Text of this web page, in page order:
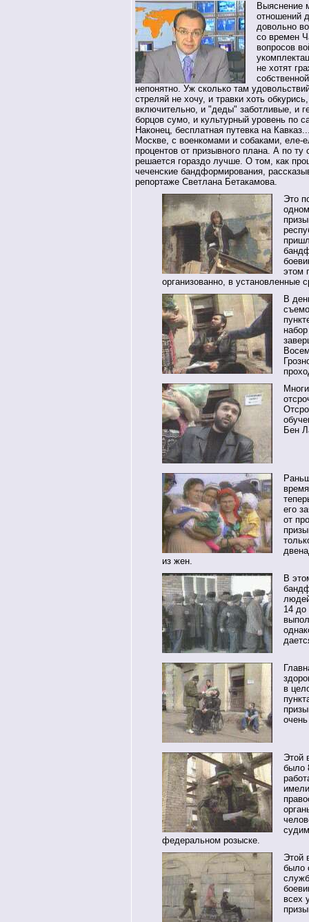
Выяснение
отношений
довольно
со времен
вопросов
не хотят
непонятно. Уж сколько там
стреляй не хочу, и травки хоть
включительно, и "деды" заботливые, и
борцов сумо, и культурный уровень по
Наконец, бесплатная путевка на
Москве, с военкомами и собаками, еле-
процентов от призывного плана. А по ту
решается гораздо лучше. О том, как
чеченские бандформирования,
репортаже Светлана Бетакамова.
Это
этом
организованно, в установленные
В
Бен
его
от
из жен.
В
14 до
в
Этой
было
федеральном розыске.
Этой
было
всех